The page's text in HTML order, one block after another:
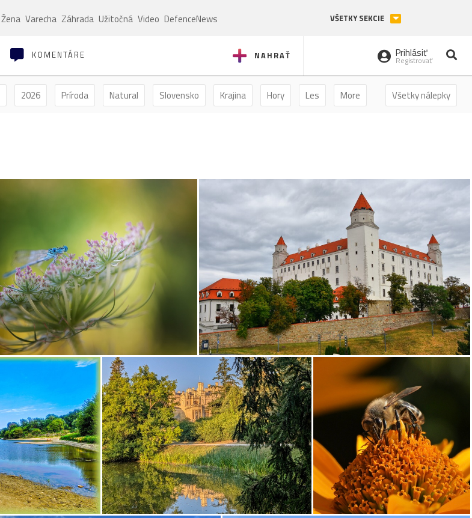
Žena Varecha Záhrada Užitočná Video DefenceNews VŠETKY SEKCIE
NAHRAŤ
KOMENTÁRE Prihlásiť
Registrovať
Všetky nálepky
2026 Príroda Natural Slovensko Krajina Hory Les More